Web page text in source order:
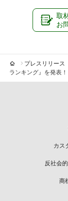
取
お
プレスリリース
ランキング』を発表！
カス
反社会
商